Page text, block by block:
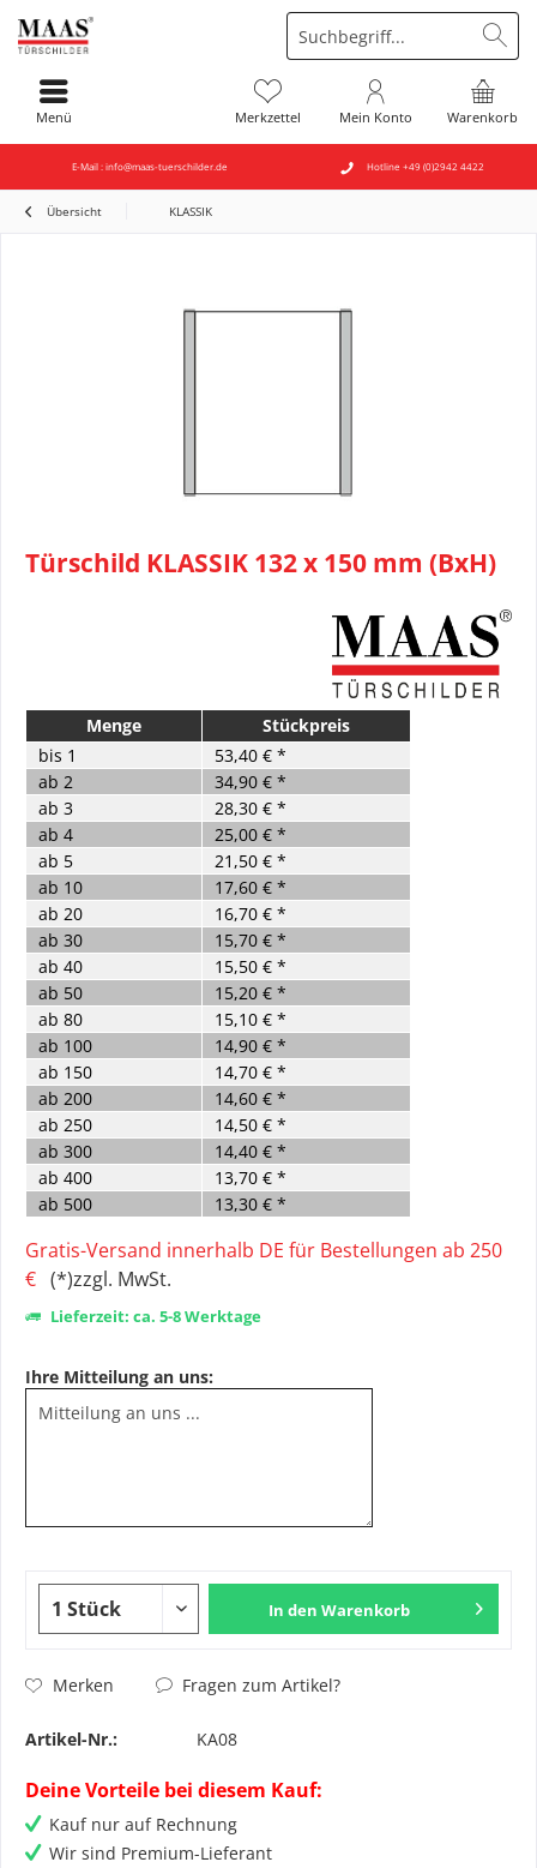
E-Mail : info@maas-tuerschilder.de Hotline +49 (0)2942 4422
Warenkorb
Merkzettel Mein Konto
Menü
Übersicht KLASSIK
Türschild KLASSIK 132 x 150 mm (BxH)
Menge
Stückpreis
bis 1
53,40 € *
ab 2
34,90 € *
ab 3
28,30 € *
ab 4
25,00 € *
ab 5
21,50 € *
ab 10
17,60 € *
ab 20
16,70 € *
ab 30
15,70 € *
ab 40
15,50 € *
ab 50
15,20 € *
ab 80
15,10 € *
ab 100
14,90 € *
ab 150
14,70 € *
ab 200
14,60 € *
ab 250
14,50 € *
ab 300
14,40 € *
ab 400
13,70 € *
ab 500 13,30 € *
Gratis-Versand innerhalb DE für Bestellungen ab 250
€ (*)zzgl. MwSt.
Lieferzeit: ca. 5-8 Werktage
Ihre Mitteilung an uns:
In den Warenkorb
Merken Fragen zum Artikel?
Artikel-Nr.: KA08
Deine Vorteile bei diesem Kauf:
Kauf nur auf Rechnung
Wir sind Premium-Lieferant